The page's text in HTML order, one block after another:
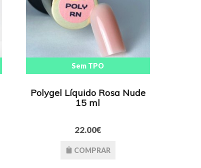
Sem TPO
Polygel Líquido Rosa Nude
15 ml
22.00€
COMPRAR